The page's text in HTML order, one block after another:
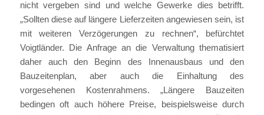
nicht vergeben sind und welche Gewerke dies betrifft.
„Sollten diese auf längere Lieferzeiten angewiesen sein, ist
mit weiteren Verzögerungen zu rechnen“, befürchtet
Voigtländer. Die Anfrage an die Verwaltung thematisiert
daher auch den Beginn des Innenausbaus und den
Bauzeitenplan, aber auch die Einhaltung des
vorgesehenen Kostenrahmens. „Längere Bauzeiten
bedingen oft auch höhere Preise, beispielsweise durch